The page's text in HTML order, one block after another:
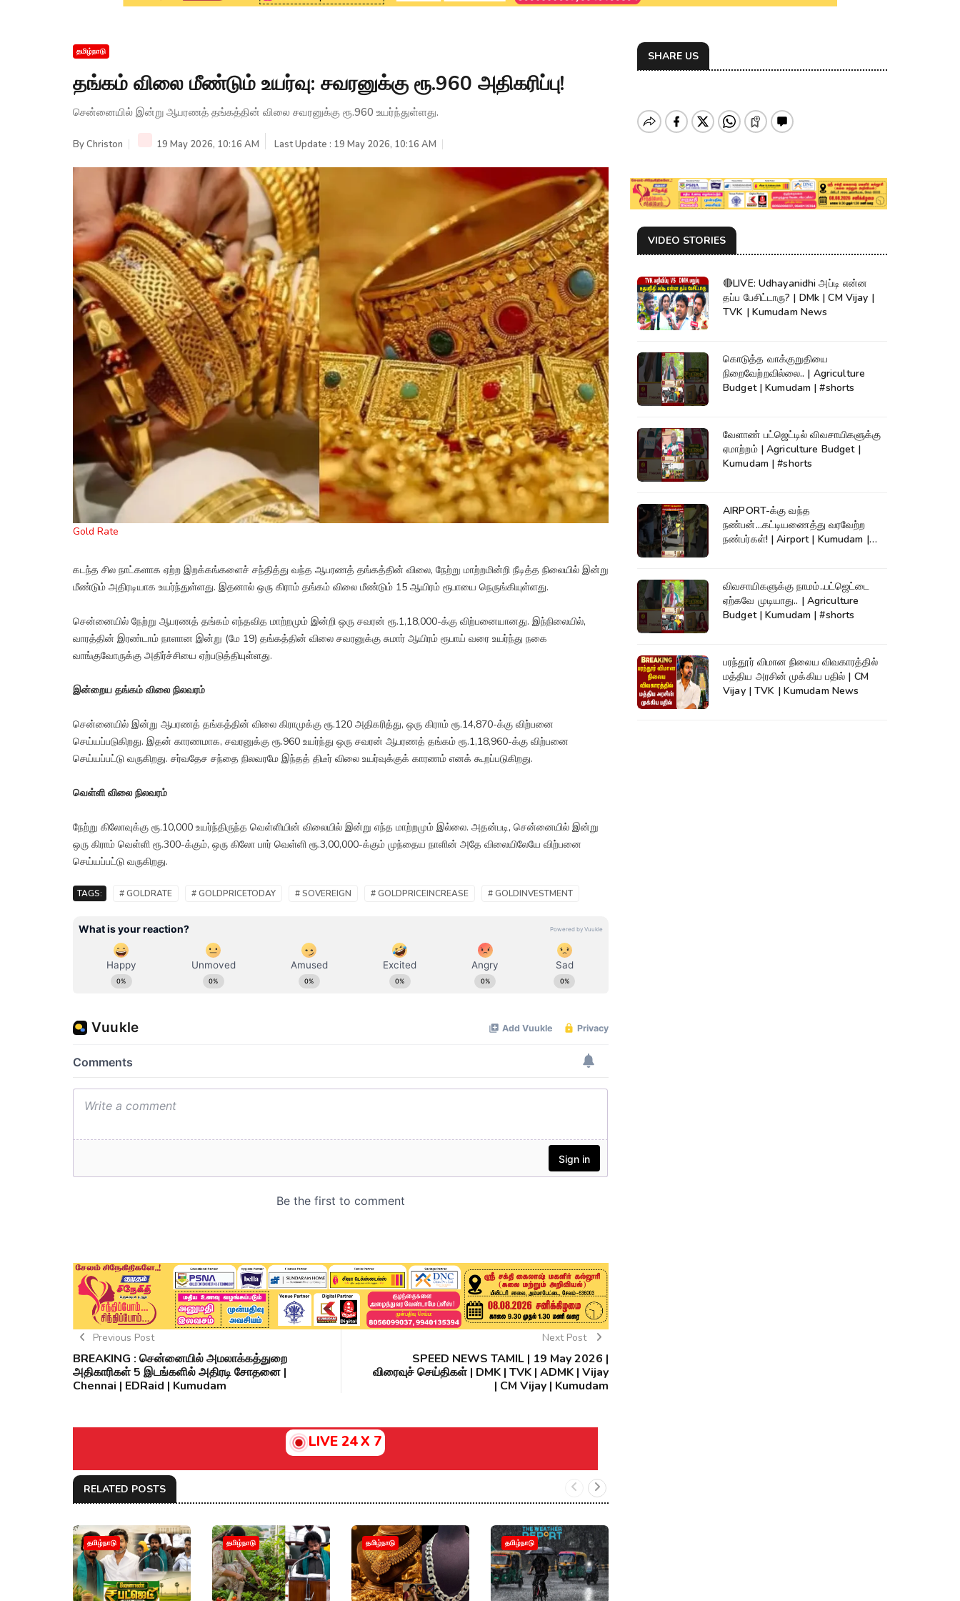
தமிழ்நாடு
தங்கம் விலை மீண்டும் உயர்வு: சவரனுக்கு ரூ.960 அதிகரிப்பு!
சென்னையில் இன்று ஆபரணத் தங்கத்தின் விலை சவரனுக்கு ரூ.960 உயர்ந்துள்ளது.
ByChriston 19 May 2026, 10:16 AM Last Update : 19 May 2026, 10:16 AM
Gold Rate
கடந்த சில நாட்களாக ஏற்ற இறக்கங்களைச் சந்தித்து வந்த ஆபரணத் தங்கத்தின் விலை, நேற்று மாற்றமின்றி நீடித்த நிலையில் இன்று
மீண்டும் அதிரடியாக உயர்ந்துள்ளது. இதனால் ஒரு கிராம் தங்கம் விலை மீண்டும் 15 ஆயிரம் ரூபாயை நெருங்கியுள்ளது.
சென்னையில் நேற்று ஆபரணத் தங்கம் எந்தவித மாற்றமும் இன்றி ஒரு சவரன் ரூ.1,18,000-க்கு விற்பனையானது. இந்நிலையில்,
வாரத்தின் இரண்டாம் நாளான இன்று (மே 19) தங்கத்தின் விலை சவரனுக்கு சுமார் ஆயிரம் ரூபாய் வரை உயர்ந்து நகை
வாங்குவோருக்கு அதிர்ச்சியை ஏற்படுத்தியுள்ளது.
இன்றைய தங்கம் விலை நிலவரம்
சென்னையில் இன்று ஆபரணத் தங்கத்தின் விலை கிராமுக்கு ரூ.120 அதிகரித்து, ஒரு கிராம் ரூ.14,870-க்கு விற்பனை
செய்யப்படுகிறது. இதன் காரணமாக, சவரனுக்கு ரூ.960 உயர்ந்து ஒரு சவரன் ஆபரணத் தங்கம் ரூ.1,18,960-க்கு விற்பனை
செய்யப்பட்டு வருகிறது. சர்வதேச சந்தை நிலவரமே இந்தத் திடீர் விலை உயர்வுக்குக் காரணம் எனக் கூறப்படுகிறது.
வெள்ளி விலை நிலவரம்
நேற்று கிலோவுக்கு ரூ.10,000 உயர்ந்திருந்த வெள்ளியின் விலையில் இன்று எந்த மாற்றமும் இல்லை. அதன்படி, சென்னையில் இன்று
ஒரு கிராம் வெள்ளி ரூ.300-க்கும், ஒரு கிலோ பார் வெள்ளி ரூ.3,00,000-க்கும் முந்தைய நாளின் அதே விலையிலேயே விற்பனை
செய்யப்பட்டு வருகிறது.
TAGS: # GOLDRATE # GOLDPRICETODAY # SOVEREIGN # GOLDPRICEINCREASE # GOLDINVESTMENT
Previous Post
BREAKING : சென்னையில் அமலாக்கத்துறை
அதிகாரிகள் 5 இடங்களில் அதிரடி சோதனை |
Chennai | EDRaid | Kumudam
Next Post
SPEED NEWS TAMIL | 19 May 2026 |
விரைவுச் செய்திகள் | DMK | TVK | ADMK | Vijay
| CM Vijay | Kumudam
LIVE 24 X 7
RELATED POSTS
தமிழ்நாடு தமிழ்நாடு தமிழ்நாடு தமிழ்நாடு
SHARE US
VIDEO STORIES
🔴LIVE: Udhayanidhi அப்டி என்ன
தப்ப பேசிட்டாரு? | DMk | CM Vijay |
TVK | Kumudam News
கொடுத்த வாக்குறுதியை
நிறைவேற்றவில்லை.. | Agriculture
Budget | Kumudam | #shorts
வேளாண் பட்ஜெட்டில் விவசாயிகளுக்கு
ஏமாற்றம் | Agriculture Budget |
Kumudam | #shorts
AIRPORT-க்கு வந்த
நண்பன்...கட்டியணைத்து வரவேற்ற
நண்பர்கள்! | Airport | Kumudam |
விவசாயிகளுக்கு நாமம்..பட்ஜெட்டை
ஏற்கவே முடியாது.. | Agriculture
Budget | Kumudam | #shorts
பரந்தூர் விமான நிலைய விவகாரத்தில்
மத்திய அரசின் முக்கிய பதில் | CM
Vijay | TVK | Kumudam News